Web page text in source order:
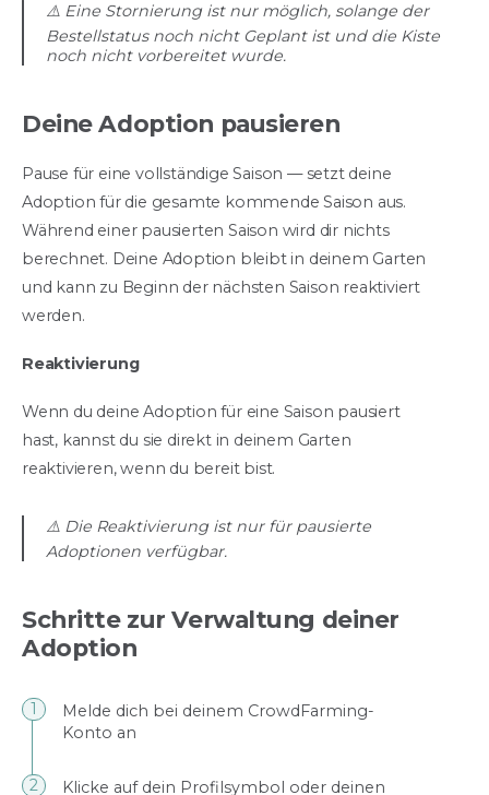
⚠️ Eine Stornierung ist nur möglich, solange der
Bestellstatus noch nicht Geplant ist und die Kiste
noch nicht vorbereitet wurde.
Deine Adoption pausieren
Pause für eine vollständige Saison — setzt deine
Adoption für die gesamte kommende Saison aus.
Während einer pausierten Saison wird dir nichts
berechnet. Deine Adoption bleibt in deinem Garten
und kann zu Beginn der nächsten Saison reaktiviert
werden.
Reaktivierung
Wenn du deine Adoption für eine Saison pausiert
hast, kannst du sie direkt in deinem Garten
reaktivieren, wenn du bereit bist.
⚠️ Die Reaktivierung ist nur für pausierte
Adoptionen verfügbar.
Schritte zur Verwaltung deiner
Adoption
Melde dich bei deinem CrowdFarming-
Konto an
Klicke auf dein Profilsymbol oder deinen